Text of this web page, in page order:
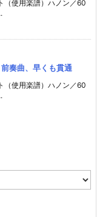
（使用楽譜）ハノン／60
奏曲、早くも貫通
（使用楽譜）ハノン／60